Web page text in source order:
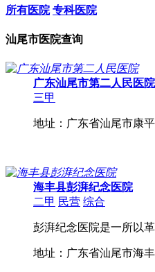
所有医院 专科医院
汕尾市医院查询
广东汕尾市第二人民医院
三甲
地址：广东省汕尾市康
海丰县彭湃纪念医院
二甲 民营 综合
彭湃纪念医院是一所以
地址：广东省汕尾市海